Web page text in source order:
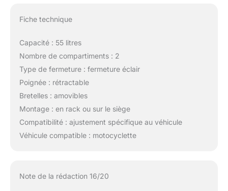
Fiche technique
Capacité : 55 litres
Nombre de compartiments : 2
Type de fermeture : fermeture éclair
Poignée : rétractable
Bretelles : amovibles
Montage : en rack ou sur le siège
Compatibilité : ajustement spécifique au véhicule
Véhicule compatible : motocyclette
Note de la rédaction 16/20